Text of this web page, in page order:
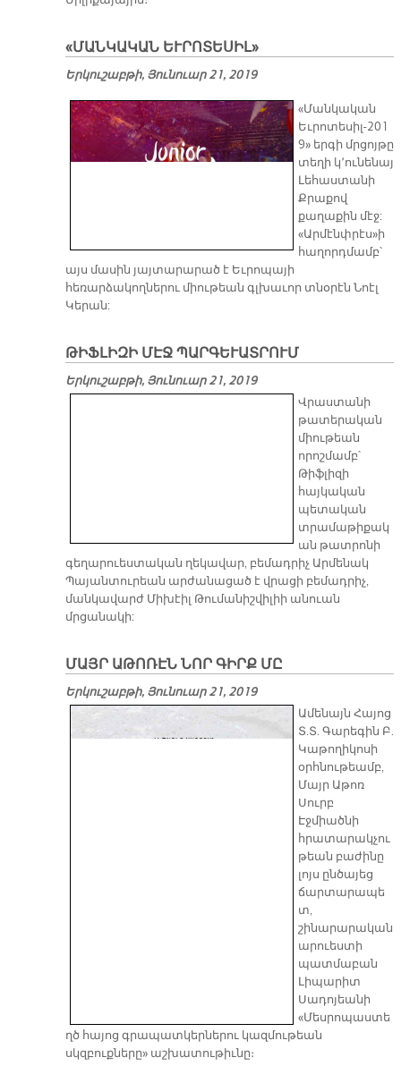
«ՄԱՆԿԱԿԱՆ ԵՒՐՈՏԵՍԻԼ»
Երկուշաբթի, Յունուար 21, 2019
«Մանկական
Եւրոտեսիլ-201
9» երգի մրցոյթը
տեղի կ՚ունենայ
Լեհաստանի
Քրաքով
քաղաքին մէջ:
«Արմէնփրէս»ի
հաղորդմամբ՝
այս մասին յայտարարած է Եւրոպայի
հեռարձակողներու միութեան գլխաւոր տնօրէն Նոէլ
Կերան:
ԹԻՖԼԻԶԻ ՄԷՋ ՊԱՐԳԵՒԱՏՐՈՒՄ
Երկուշաբթի, Յունուար 21, 2019
Վրաստանի
թատերական
միութեան
որոշմամբ՝
Թիֆլիզի
հայկական
պետական
տրամաթիքակ
ան թատրոնի
գեղարուեստական ղեկավար, բեմադրիչ Արմենակ
Պայանտուրեան արժանացած է վրացի բեմադրիչ,
մանկավարժ Միխէիլ Թումանիշվիլիի անուան
մրցանակի:
ՄԱՅՐ ԱԹՈՌԷՆ ՆՈՐ ԳԻՐՔ ՄԸ
Երկուշաբթի, Յունուար 21, 2019
Ամենայն Հայոց
Տ.Տ. Գարեգին Բ.
Կաթողիկոսի
օրհնութեամբ,
Մայր Աթոռ
Սուրբ
Էջմիածնի
հրատարակչու
թեան բաժինը
լոյս ընծայեց
ճարտարապե
տ,
շինարարական
արուեստի
պատմաբան
Լիպարիտ
Սադոյեանի
«Մեսրոպաստե
ղծ հայոց գրապատկերներու կազմութեան
սկզբուքները» աշխատութիւնը։